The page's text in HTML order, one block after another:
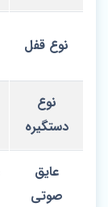
نوع قفل
نوع
دستگیره
عایق
صوتی